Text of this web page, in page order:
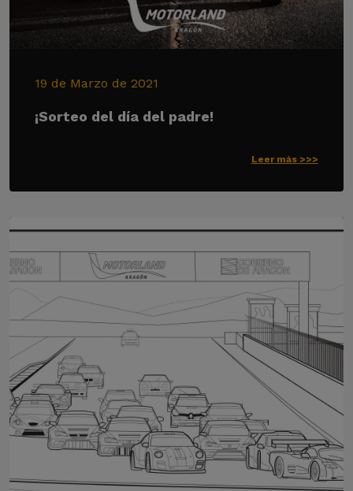
19 de Marzo de 2021
¡Sorteo del día del padre!
Leer más >>>